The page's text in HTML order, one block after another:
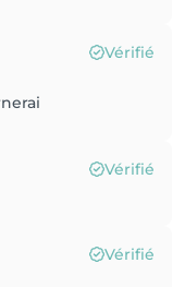
Vérifié
Vérifié
Vérifié